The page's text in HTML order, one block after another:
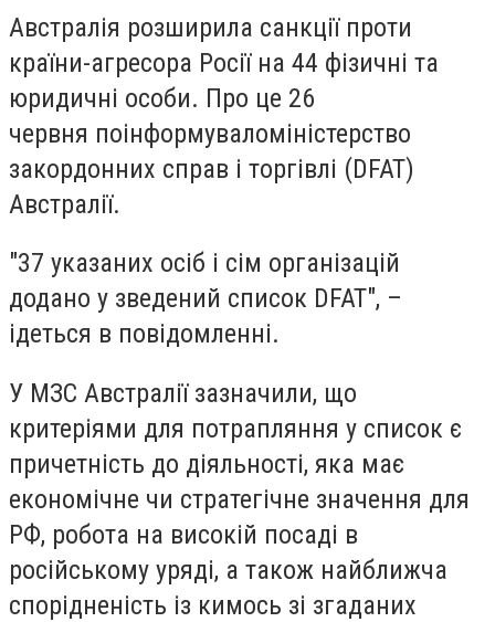
Австралія розширила санкції проти
країни-агресора Росії на 44 фізичні та
юридичні особи. Про це 26
червня поінформуваломіністерство
закордонних справ і торгівлі (DFAT)
Австралії.
"37 указаних осіб і сім організацій
додано у зведений список DFAT", –
ідеться в повідомленні.
У МЗС Австралії зазначили, що
критеріями для потрапляння у список є
причетність до діяльності, яка має
економічне чи стратегічне значення для
РФ, робота на високій посаді в
російському уряді, а також найближча
спорідненість із кимось зі згаданих